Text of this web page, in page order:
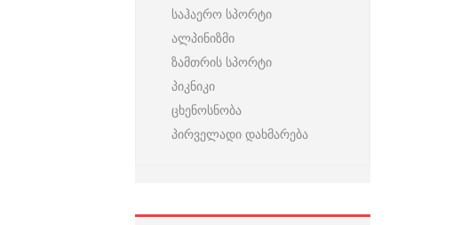
საჰაერო სპორტი
ალპინიზმი
ზამთრის სპორტი
პიკნიკი
ცხენოსნობა
პირველადი დახმარება